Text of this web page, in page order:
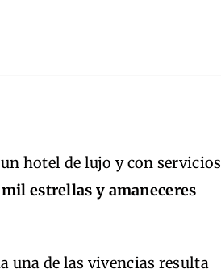
hotel de lujo y con servicios
estrellas y amaneceres
una de las vivencias resulta